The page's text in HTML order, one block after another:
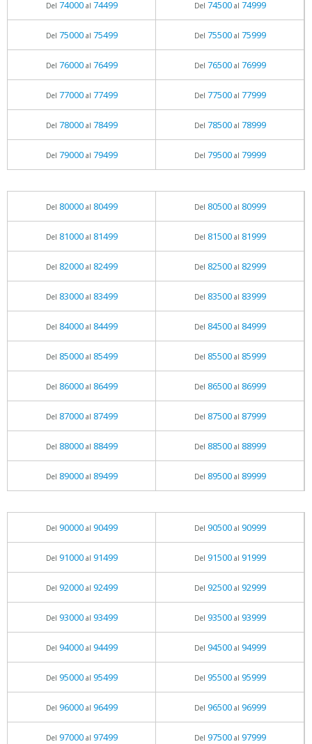
Del 74000al 74499 Del 74500al 74999
Del 75000al 75499 Del 75500al 75999
Del 76000al 76499 Del 76500al 76999
Del 77000al 77499 Del 77500al 77999
Del 78000al 78499 Del 78500al 78999
Del 79000al 79499 Del 79500al 79999
Del 80000al 80499 Del 80500al 80999
Del 81000al 81499 Del 81500al 81999
Del 82000al 82499 Del 82500al 82999
Del 83000al 83499 Del 83500al 83999
Del 84000al 84499 Del 84500al 84999
Del 85000al 85499 Del 85500al 85999
Del 86000al 86499 Del 86500al 86999
Del 87000al 87499 Del 87500al 87999
Del 88000al 88499 Del 88500al 88999
Del 89000al 89499 Del 89500al 89999
Del 90000al 90499 Del 90500al 90999
Del 91000al 91499 Del 91500al 91999
Del 92000al 92499 Del 92500al 92999
Del 93000al 93499 Del 93500al 93999
Del 94000al 94499 Del 94500al 94999
Del 95000al 95499 Del 95500al 95999
Del 96000al 96499 Del 96500al 96999
Del 97000al 97499 Del 97500al 97999